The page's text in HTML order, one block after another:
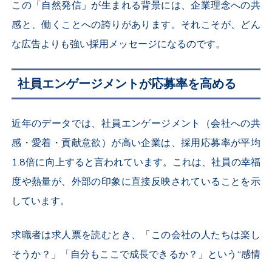
この「自然発信」が生まれる背景には、企業理念への共
感と、働くことへの誇りがあります。それこそが、どん
な広告よりも強い採用メッセージになるのです。
社員エンゲージメントが応募率を高める
近年のデータでは、社員エンゲージメント（会社への共
感・愛着・貢献意欲）が高い企業は、採用応募率が平均
1.8倍に向上すると言われています。これは、社員の幸福
度や熱量が、外部の印象に直接反映されていることを示
しています。
求職者は求人票を読むとき、「この会社の人たちは楽し
そうか？」「自分もここで成長できるか？」という“感情